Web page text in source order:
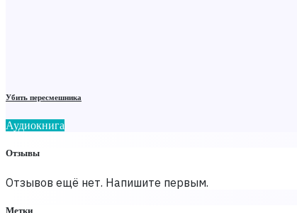
Убить пересмешника
Аудиокнига
Отзывы
Отзывов ещё нет. Напишите первым.
Метки